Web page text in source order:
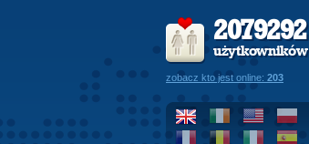
2079292
użytkowników
zobacz kto jest online: 203